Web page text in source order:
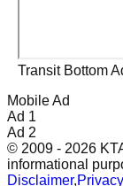
Transit Bottom
Mobile Ad
Ad 1
Ad 2
© 2009 - 2026
informational
Disclaimer,